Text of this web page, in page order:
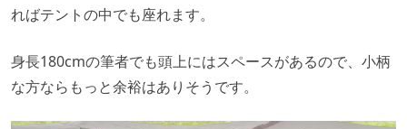
ればテントの中でも座れます。
身長180cmの筆者でも頭上にはスペースがあるので、小柄
な方ならもっと余裕はありそうです。